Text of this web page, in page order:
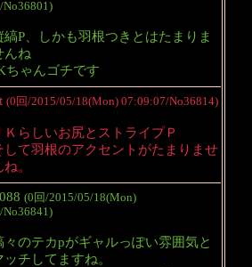
縞P、しかも羽根つきとはたまりま
んね
ちゃんゴチです
(0回/2015/05/18(Mon) 07:09:07/No36814)
Ｋらしいお尻とストライプＰ
して羽根のアクセントがたまりませ
ね。
(0回/2015/05/18(Mon)
々のテカpがギャルっぽい雰囲気と
ッチしてますね。